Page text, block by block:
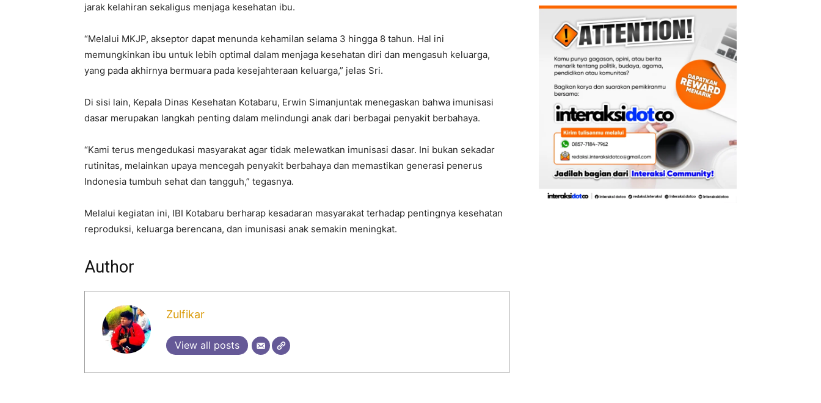
jarak kelahiran sekaligus menjaga kesehatan ibu.
“Melalui MKJP, akseptor dapat menunda kehamilan selama 3 hingga 8 tahun. Hal ini
memungkinkan ibu untuk lebih optimal dalam menjaga kesehatan diri dan mengasuh keluarga,
yang pada akhirnya bermuara pada kesejahteraan keluarga,” jelas Sri.
Di sisi lain, Kepala Dinas Kesehatan Kotabaru, Erwin Simanjuntak menegaskan bahwa imunisasi
dasar merupakan langkah penting dalam melindungi anak dari berbagai penyakit berbahaya.
“Kami terus mengedukasi masyarakat agar tidak melewatkan imunisasi dasar. Ini bukan sekadar
rutinitas, melainkan upaya mencegah penyakit berbahaya dan memastikan generasi penerus
Indonesia tumbuh sehat dan tangguh,” tegasnya.
Melalui kegiatan ini, IBI Kotabaru berharap kesadaran masyarakat terhadap pentingnya kesehatan
reproduksi, keluarga berencana, dan imunisasi anak semakin meningkat.
Author
Zulfikar
View all posts